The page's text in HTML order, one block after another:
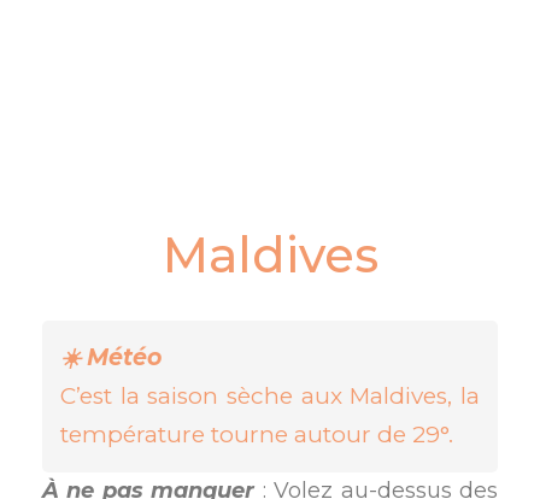
Maldives
☀️ Météo
C’est la saison sèche aux Maldives, la
température tourne autour de 29°.
À ne pas manquer: Volez au-dessus des